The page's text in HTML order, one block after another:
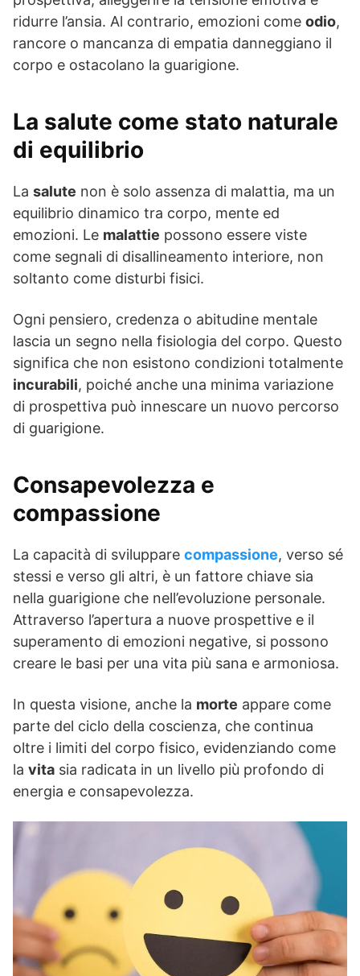
ridurre l’ansia. Al contrario, emozioni come odio,
rancore o mancanza di empatia danneggiano il
corpo e ostacolano la guarigione.
La salute come stato naturale
di equilibrio
La salute non è solo assenza di malattia, ma un
equilibrio dinamico tra corpo, mente ed
emozioni. Le malattie possono essere viste
come segnali di disallineamento interiore, non
soltanto come disturbi fisici.
Ogni pensiero, credenza o abitudine mentale
lascia un segno nella fisiologia del corpo. Questo
significa che non esistono condizioni totalmente
incurabili, poiché anche una minima variazione
di prospettiva può innescare un nuovo percorso
di guarigione.
Consapevolezza e
compassione
La capacità di sviluppare compassione, verso sé
stessi e verso gli altri, è un fattore chiave sia
nella guarigione che nell’evoluzione personale.
Attraverso l’apertura a nuove prospettive e il
superamento di emozioni negative, si possono
creare le basi per una vita più sana e armoniosa.
In questa visione, anche la morte appare come
parte del ciclo della coscienza, che continua
oltre i limiti del corpo fisico, evidenziando come
la vita sia radicata in un livello più profondo di
energia e consapevolezza.